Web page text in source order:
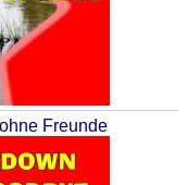
Freunde